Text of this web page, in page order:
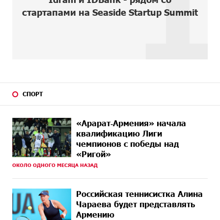
8 ДНЕЙ
Если Израиль использует тему Геноцида армян
НАЗАД
IDBank представил инновационное решение
10 ДНЕЙ
НАЗАД
Состоялось открытие Khachaturian Rooftop при
поддержке IDBank
10 ДНЕЙ
НАЗАД
Пашинян ты упустил свой шанс уйти спокойно.
Аршак Карапетян
11 ДНЕЙ Обновленный Центр продаж и обслуживания Ucom
открылся по адресу ул. Шаумяна, 24/2 в Арарате
11 ДНЕЙ
НАЗАД
Никогда Нагорный Карабах не был в составе
стартапами на Seaside Startup Summit
СПОРТ
«Арарат‑Армения» начала
квалификацию Лиги
чемпионов с победы над
«Ригой»
ОКОЛО ОДНОГО МЕСЯЦА НАЗАД
Российская теннисистка Алина
Чараева будет представлять
Армению